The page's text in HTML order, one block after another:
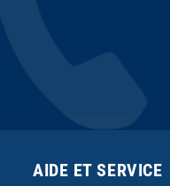
AIDE ET SERVICE